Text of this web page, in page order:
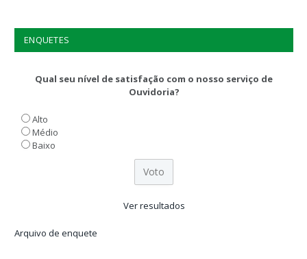
ENQUETES
Qual seu nível de satisfação com o nosso serviço de
Ouvidoria?
Alto
Médio
Baixo
Ver resultados
Arquivo de enquete